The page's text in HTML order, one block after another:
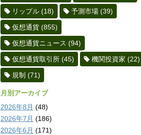
リップル (18) 予測市場 (39)
仮想通貨 (855)
仮想通貨ニュース (94)
仮想通貨取引所 (45) 機関投資家 (22)
規制 (71)
月別アーカイブ
2026年8月 (48)
2026年7月 (186)
2026年6月 (171)